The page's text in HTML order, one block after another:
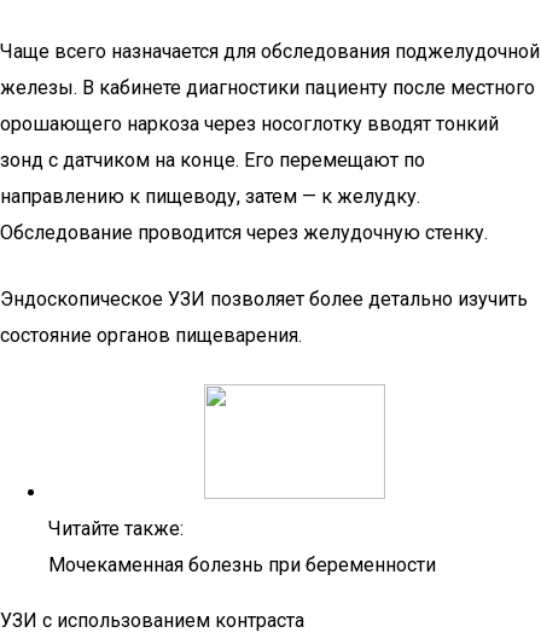
Чаще всего назначается для обследования поджелудочной
железы. В кабинете диагностики пациенту после местного
орошающего наркоза через носоглотку вводят тонкий
зонд с датчиком на конце. Его перемещают по
направлению к пищеводу, затем — к желудку.
Обследование проводится через желудочную стенку.
Эндоскопическое УЗИ позволяет более детально изучить
состояние органов пищеварения.
Читайте также:
Мочекаменная болезнь при беременности
УЗИ с использованием контраста